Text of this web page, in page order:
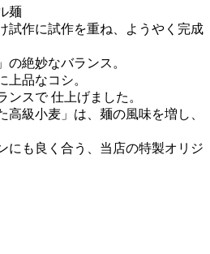
麺
試作に試作を重ね、ようやく完成
の絶妙なバランス。
上品なコシ。
スで 仕上げました。
高級小麦」は、麺の風味を増し、
にも良く合う、当店の特製オリジ